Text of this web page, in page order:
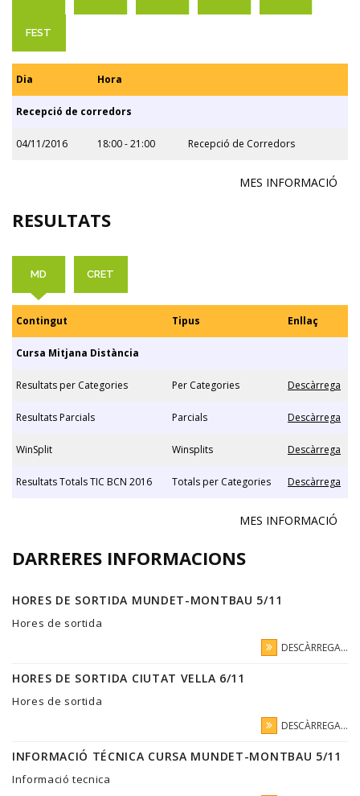
FEST
Dia Hora
Recepció de corredors
04/11/2016 18:00 - 21:00 Recepció de Corredors
MES INFORMACIÓ
RESULTATS
MD CRET
Contingut Tipus Enllaç
Cursa Mitjana Distància
Resultats per Categories Per Categories Descàrrega
Resultats Parcials Parcials Descàrrega
WinSplit Winsplits Descàrrega
Resultats Totals TIC BCN 2016 Totals per Categories Descàrrega
MES INFORMACIÓ
DARRERES INFORMACIONS
HORES DE SORTIDA MUNDET-MONTBAU 5/11
Hores de sortida
DESCÀRREGA...
HORES DE SORTIDA CIUTAT VELLA 6/11
Hores de sortida
DESCÀRREGA...
INFORMACIÓ TÉCNICA CURSA MUNDET-MONTBAU 5/11
Informació tecnica